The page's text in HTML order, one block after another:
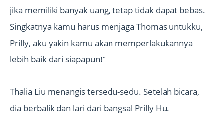
jika memiliki banyak uang, tetap tidak dapat bebas.
Singkatnya kamu harus menjaga Thomas untukku,
Prilly, aku yakin kamu akan memperlakukannya
lebih baik dari siapapun!”
Thalia Liu menangis tersedu-sedu. Setelah bicara,
dia berbalik dan lari dari bangsal Prilly Hu.